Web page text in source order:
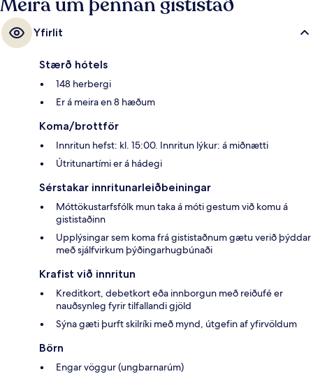
Yfirlit
Stærð hótels
148 herbergi
Er á meira en 8 hæðum
Koma/brottför
Innritun hefst: kl. 15:00. Innritun lýkur: á miðnætti
Útritunartími er á hádegi
Sérstakar innritunarleiðbeiningar
Móttökustarfsfólk mun taka á móti gestum við komu á
gististaðinn
Upplýsingar sem koma frá gististaðnum gætu verið þýddar
með sjálfvirkum þýðingarhugbúnaði
Krafist við innritun
Kreditkort, debetkort eða innborgun með reiðufé er
nauðsynleg fyrir tilfallandi gjöld
Sýna gæti þurft skilríki með mynd, útgefin af yfirvöldum
Börn
Engar vöggur (ungbarnarúm)